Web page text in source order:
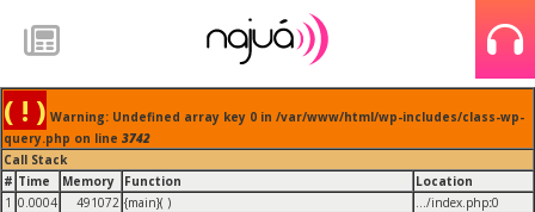
( ! ) Warning: Undefined array key 0 in /var/www/html/wp-includes/class-wp-
query.php on line 3742
Call Stack
# Time Memory Function
Location
1 0.0004 491072 {main}( ) .../index.php:0